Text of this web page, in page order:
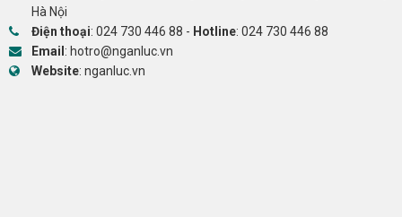
Hà Nội
Điện thoại: 024 730 446 88 - Hotline: 024 730 446 88
Email : hotro@nganluc.vn
Website: nganluc.vn